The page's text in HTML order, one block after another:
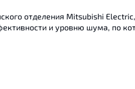
отделения Mitsubishi
и уровню шума, по